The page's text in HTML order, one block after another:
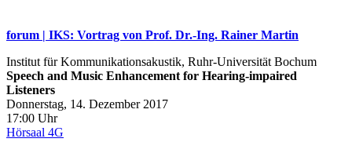
forum | IKS: Vortrag von Prof. Dr.‐Ing. Rainer Martin
Institut für Kommunikationsakustik, Ruhr‐Universität Bochum
Speech and Music Enhancement for Hearing‐impaired
Listeners
Donnerstag, 14. Dezember 2017
17:00 Uhr
Hörsaal 4G